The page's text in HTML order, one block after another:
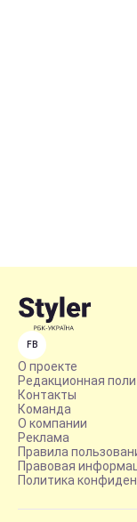
FB
О проекте
Редакционная
Контакты
Команда
О компании
Реклама
Правила
Правовая
Политика